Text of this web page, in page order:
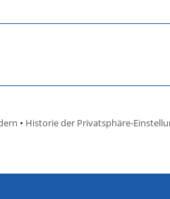
• Historie der Privatsphäre-